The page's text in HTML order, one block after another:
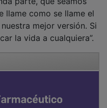
como se llame el
mejor versión. Si
la vida a cualquiera”.